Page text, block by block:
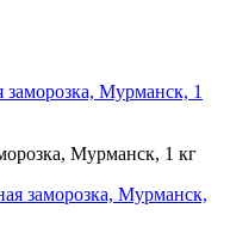
Мурманск, 1